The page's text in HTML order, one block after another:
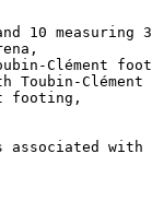
10 measuring
Clément
Toubin-Clément
footing,